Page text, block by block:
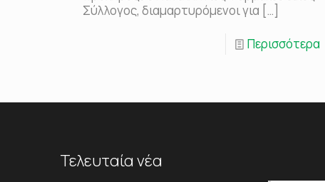
Σύλλογος, διαμαρτυρόμενοι για […]
Περισσότερα
Τελευταία νέα